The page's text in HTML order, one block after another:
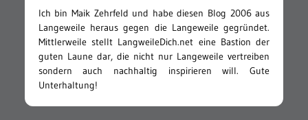
Ich bin Maik Zehrfeld und habe diesen Blog 2006 aus
Langeweile heraus gegen die Langeweile gegründet.
Mittlerweile stellt LangweileDich.net eine Bastion der
guten Laune dar, die nicht nur Langeweile vertreiben
sondern auch nachhaltig inspirieren will. Gute
Unterhaltung!